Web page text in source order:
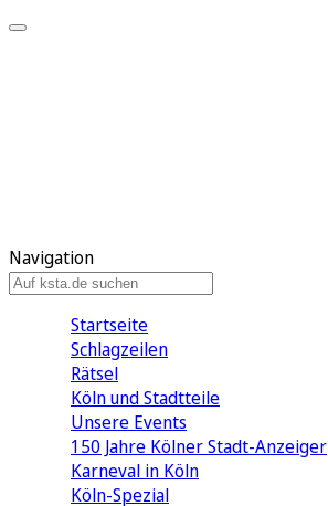
Navigation
Startseite
Schlagzeilen
Rätsel
Köln und Stadtteile
Unsere Events
150 Jahre Kölner Stadt-Anzeiger
Karneval in Köln
Köln-Spezial